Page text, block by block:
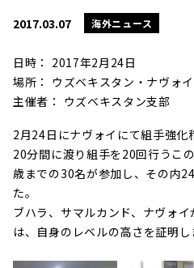
2017.03.07 海外ニュース
日時： 2017年2月24日
場所： ウズベキスタン・ナヴォイ
主催者： ウズベキスタン支部
2月24日にナヴォイにて組手強化
20分間に渡り組手を20回行うこ
歳までの30名が参加し、その内
た。
ブハラ、サマルカンド、ナヴォ
は、自身のレベルの高さを証明し